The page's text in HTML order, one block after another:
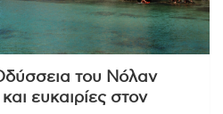
του Νόλαν
ευκαιρίες στον